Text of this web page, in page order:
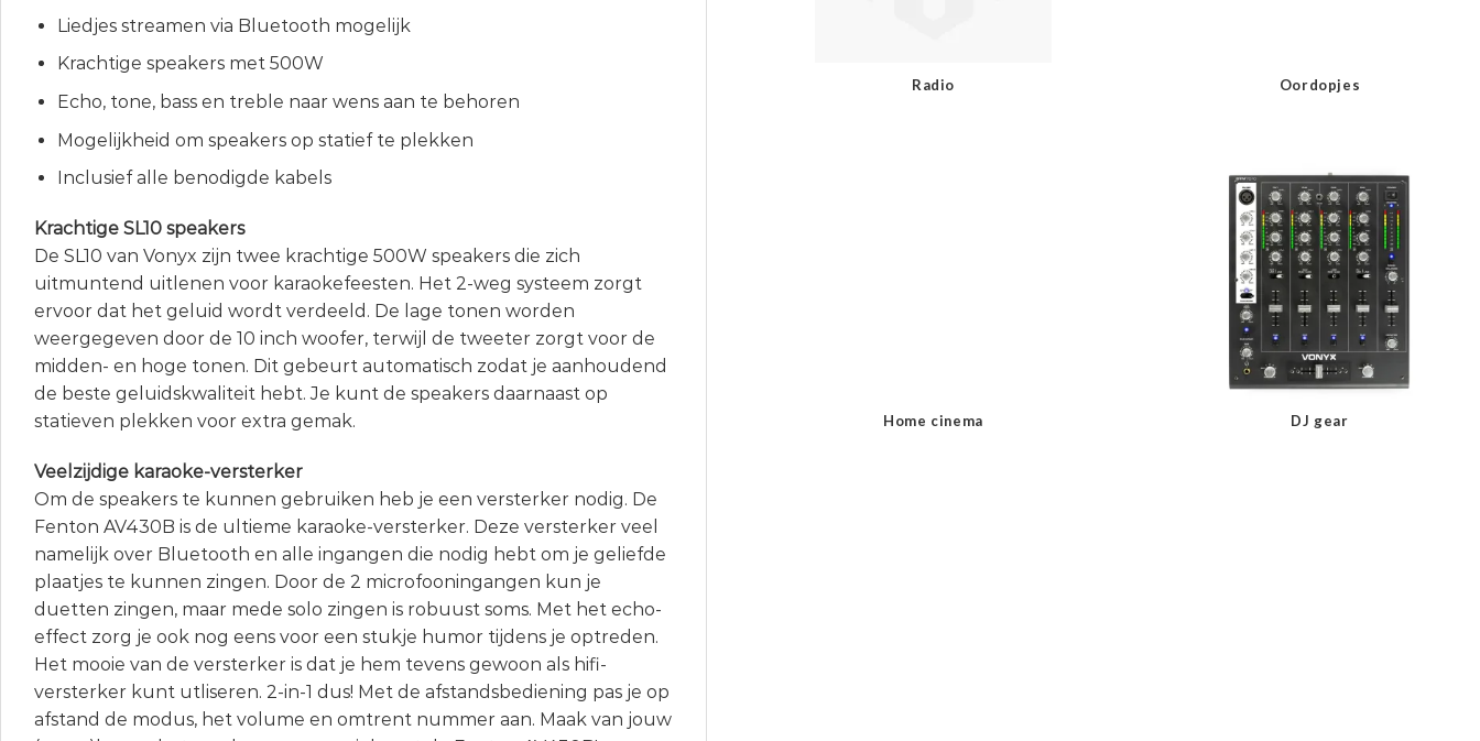
Liedjes streamen via Bluetooth mogelijk
Krachtige speakers met 500W
Echo, tone, bass en treble naar wens aan te behoren
Mogelijkheid om speakers op statief te plekken
Inclusief alle benodigde kabels
Krachtige SL10 speakers
De SL10 van Vonyx zijn twee krachtige 500W speakers die zich
uitmuntend uitlenen voor karaokefeesten. Het 2-weg systeem zorgt
ervoor dat het geluid wordt verdeeld. De lage tonen worden
weergegeven door de 10 inch woofer, terwijl de tweeter zorgt voor de
midden- en hoge tonen. Dit gebeurt automatisch zodat je aanhoudend
de beste geluidskwaliteit hebt. Je kunt de speakers daarnaast op
statieven plekken voor extra gemak.
Veelzijdige karaoke-versterker
Om de speakers te kunnen gebruiken heb je een versterker nodig. De
Fenton AV430B is de ultieme karaoke-versterker. Deze versterker veel
namelijk over Bluetooth en alle ingangen die nodig hebt om je geliefde
plaatjes te kunnen zingen. Door de 2 microfooningangen kun je
duetten zingen, maar mede solo zingen is robuust soms. Met het echo-
effect zorg je ook nog eens voor een stukje humor tijdens je optreden.
Het mooie van de versterker is dat je hem tevens gewoon als hifi-
versterker kunt utliseren. 2-in-1 dus! Met de afstandsbediening pas je op
afstand de modus, het volume en omtrent nummer aan. Maak van jouw
Radio Oordopjes
Home cinema DJ gear